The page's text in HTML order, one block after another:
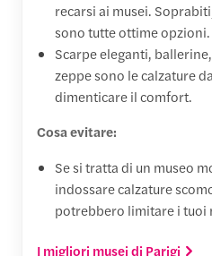
recarsi ai musei.
sono tutte ottime opzioni.
Scarpe eleganti,
zeppe sono le calzature
dimenticare il comfort.
Cosa evitare:
Se si tratta di un museo
indossare calzature
potrebbero limitare i tuoi
I migliori musei di Parigi